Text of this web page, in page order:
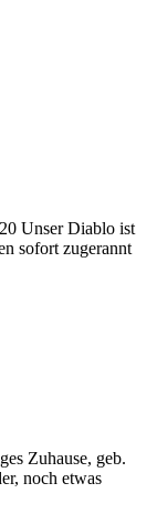
Unser Diablo ist
sofort zugerannt
Zuhause, geb.
noch etwas